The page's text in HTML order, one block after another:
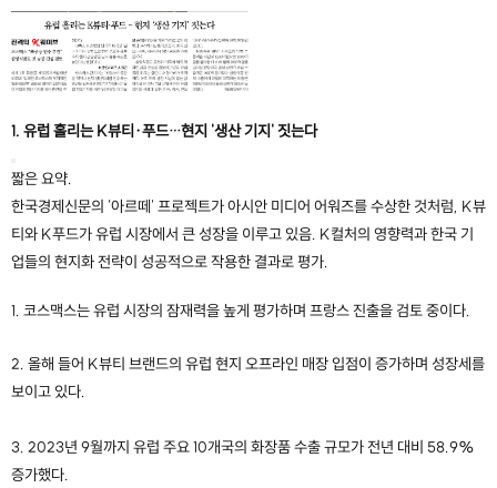
1. 유럽 홀리는 K뷰티·푸드…현지 '생산 기지' 짓는다
짧은 요약.
한국경제신문의 '아르떼' 프로젝트가 아시안 미디어 어워즈를 수상한 것처럼, K뷰
티와 K푸드가 유럽 시장에서 큰 성장을 이루고 있음. K컬처의 영향력과 한국 기
업들의 현지화 전략이 성공적으로 작용한 결과로 평가.
1. 코스맥스는 유럽 시장의 잠재력을 높게 평가하며 프랑스 진출을 검토 중이다.
2. 올해 들어 K뷰티 브랜드의 유럽 현지 오프라인 매장 입점이 증가하며 성장세를
보이고 있다.
3. 2023년 9월까지 유럽 주요 10개국의 화장품 수출 규모가 전년 대비 58.9%
증가했다.